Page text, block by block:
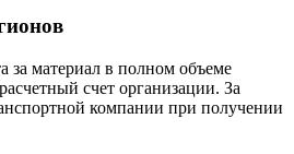
за материал в полном объеме
счет организации. За
компании при получении